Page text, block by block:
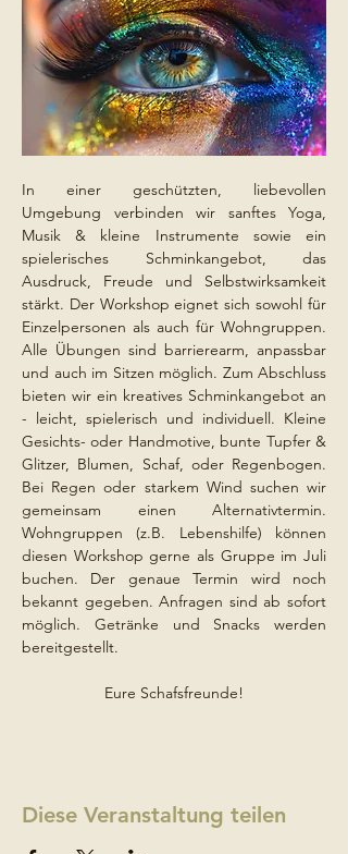
In einer geschützten, liebevollen
Umgebung verbinden wir sanftes Yoga,
Musik & kleine Instrumente sowie ein
spielerisches Schminkangebot, das
Ausdruck, Freude und Selbstwirksamkeit
stärkt. Der Workshop eignet sich sowohl für
Einzelpersonen als auch für Wohngruppen.
Alle Übungen sind barrierearm, anpassbar
und auch im Sitzen möglich. Zum Abschluss
bieten wir ein kreatives Schminkangebot an
- leicht, spielerisch und individuell. Kleine
Gesichts- oder Handmotive, bunte Tupfer &
Glitzer, Blumen, Schaf, oder Regenbogen.
Bei Regen oder starkem Wind suchen wir
gemeinsam einen Alternativtermin.
Wohngruppen (z.B. Lebenshilfe) können
diesen Workshop gerne als Gruppe im Juli
buchen. Der genaue Termin wird noch
bekannt gegeben. Anfragen sind ab sofort
möglich. Getränke und Snacks werden
bereitgestellt.
Eure Schafsfreunde!
Diese Veranstaltung teilen